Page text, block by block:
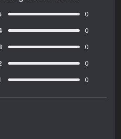
0
0
0
0
0